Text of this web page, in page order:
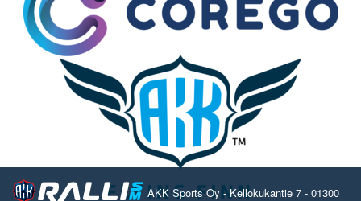
AKK Sports Oy - Kellokukantie 7 - 01300